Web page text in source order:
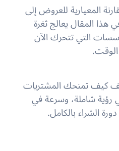
المعيارية للعروض إلى
هذا المقال يعالج ثغرة
التي تتحرك الآن
كيف تمنحك المشتريات
رؤية شاملة، وسرعة في
الشراء بالكامل.